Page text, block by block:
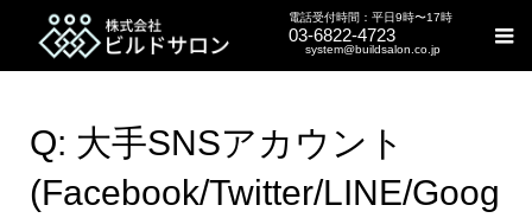
電話受付時間：平日9時〜17時
03-6822-4723
system@buildsalon.co.jp
Q: 大手SNSアカウント
(Facebook/Twitter/LINE/Goog